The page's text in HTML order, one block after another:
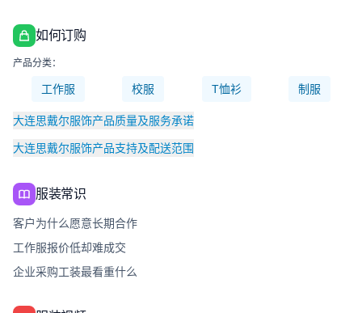
如何订购
产品分类：
工作服 校服 T恤衫 制服
大连思戴尔服饰产品质量及服务承诺
大连思戴尔服饰产品支持及配送范围
服装常识
客户为什么愿意长期合作
工作服报价低却难成交
企业采购工装最看重什么